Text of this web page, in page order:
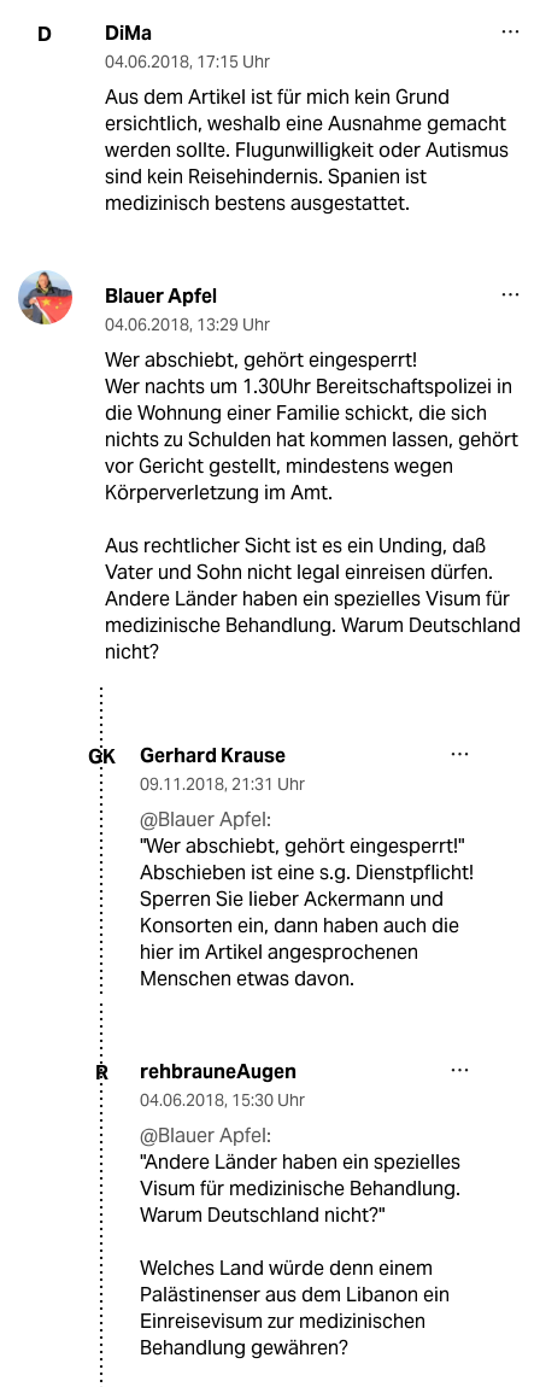
D DiMa
04.06.2018, 17:15 Uhr
Aus dem Artikel ist für mich kein Grund
ersichtlich, weshalb eine Ausnahme gemacht
werden sollte. Flugunwilligkeit oder Autismus
sind kein Reisehindernis. Spanien ist
medizinisch bestens ausgestattet.
Blauer Apfel
04.06.2018, 13:29 Uhr
Wer abschiebt, gehört eingesperrt!
Wer nachts um 1.30Uhr Bereitschaftspolizei in
die Wohnung einer Familie schickt, die sich
nichts zu Schulden hat kommen lassen, gehört
vor Gericht gestellt, mindestens wegen
Körperverletzung im Amt.
Aus rechtlicher Sicht ist es ein Unding, daß
Vater und Sohn nicht legal einreisen dürfen.
Andere Länder haben ein spezielles Visum für
medizinische Behandlung. Warum Deutschland
nicht?
GK Gerhard Krause
09.11.2018, 21:31 Uhr
@Blauer Apfel:
"Wer abschiebt, gehört eingesperrt!"
Abschieben ist eine s.g. Dienstpflicht!
Sperren Sie lieber Ackermann und
Konsorten ein, dann haben auch die
hier im Artikel angesprochenen
Menschen etwas davon.
R rehbrauneAugen
04.06.2018, 15:30 Uhr
@Blauer Apfel:
"Andere Länder haben ein spezielles
Visum für medizinische Behandlung.
Warum Deutschland nicht?"
Welches Land würde denn einem
Palästinenser aus dem Libanon ein
Einreisevisum zur medizinischen
Behandlung gewähren?